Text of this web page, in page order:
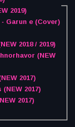
2019)
- Garun e (Cover)
2018 / 2019)
(NEW
2017)
2017)
2017)